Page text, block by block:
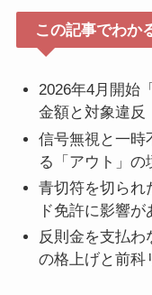
この記事でわか
2026年4月開始
金額と対象違反
信号無視と一時
る「アウト」の
青切符を切られ
ド免許に影響が
反則金を支払
の格上げと前科